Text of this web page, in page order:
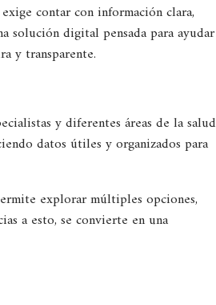
contar con información clara,
solución digital pensada para ayudar
y transparente.
y diferentes áreas de la salud
datos útiles y organizados para
explorar múltiples opciones,
a esto, se convierte en una